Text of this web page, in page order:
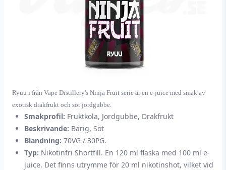
Ryuu i från Vape Distillery's Ninja Fruit serie är en e-juice med smak av
exotisk drakfrukt och söt jordgubbe.
Smakprofil: Fruktkola, Jordgubbe, Drakfrukt
Beskrivande: Bärig, Söt
Blandning: 70VG / 30PG.
Typ: Nikotinfri Shortfill. En 120 ml flaska med 100 ml e-
juice. Det finns utrymme för 20 ml nikotinshot, vilket vid